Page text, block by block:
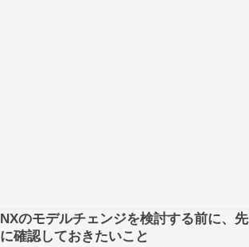
NXのモデルチェンジを検討する前に、先
に確認しておきたいこと